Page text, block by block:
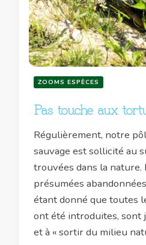
ZOOMS ESPÈCES
Pas touche aux
Régulièrement, notre
sauvage est sollicité au
trouvées dans la nature.
présumées
étant donné que toutes
ont été introduites, sont
et à « sortir du milieu